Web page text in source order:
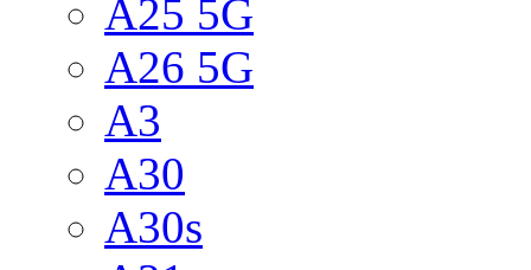
A25 5G
A26 5G
A3
A30
A30s